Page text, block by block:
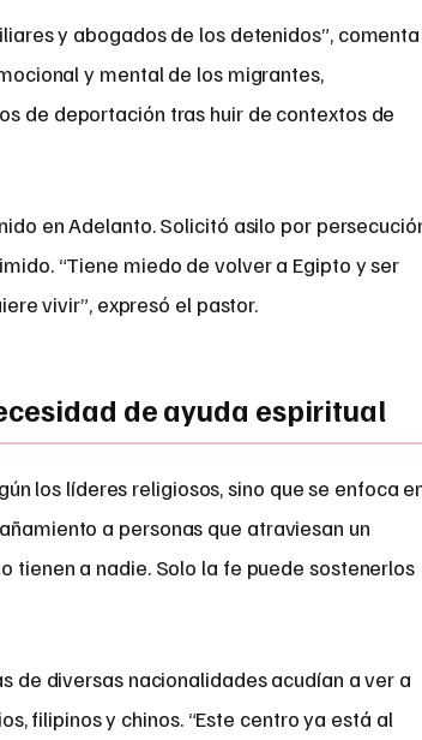
y abogados de los detenidos”, comenta
y mental de los migrantes,
de deportación tras huir de contextos de
en Adelanto. Solicitó asilo por
“Tiene miedo de volver a Egipto y ser
vivir”, expresó el pastor.
de ayuda espiritual
los líderes religiosos, sino que se enfoca
a personas que atraviesan un
tienen a nadie. Solo la fe puede sostenerlos
de diversas nacionalidades acudían a ver a
filipinos y chinos. “Este centro ya está al